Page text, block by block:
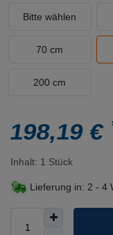
Bitte wählen
70 cm
200 cm
198,19 €
Inhalt: 1 Stück
Lieferung in: 2 - 4